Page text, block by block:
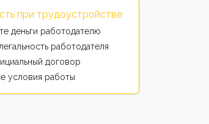
при трудоустройстве
деньги работодателю
работодателя
договор
условия работы